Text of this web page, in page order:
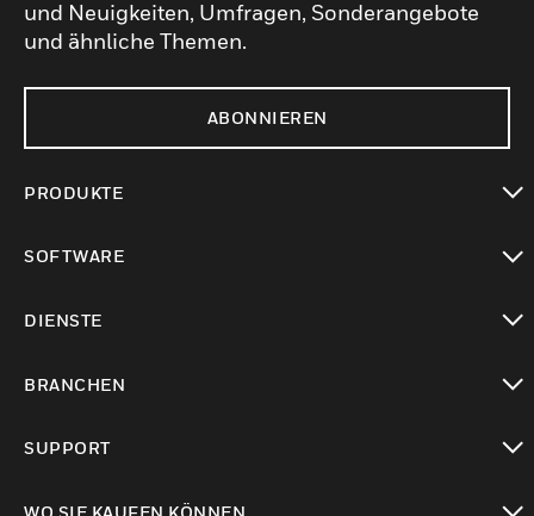
und Neuigkeiten, Umfragen, Sonderangebote
und ähnliche Themen.
ABONNIEREN
PRODUKTE
SOFTWARE
DIENSTE
BRANCHEN
SUPPORT
WO SIE KAUFEN KÖNNEN